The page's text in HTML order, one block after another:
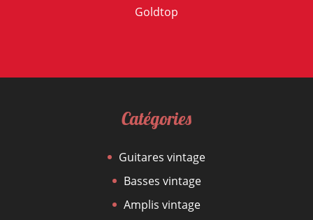
Goldtop
Catégories
Guitares vintage
Basses vintage
Amplis vintage